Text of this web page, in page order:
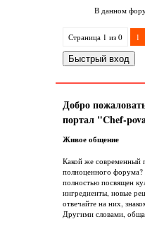
В данном
Страница 1 из 0 1
Добро
портал "Chef-
Живое общение
Какой же современный
полноценного
полностью посвящен
ингредиенты, новые
отвечайте на них,
Другими словами,